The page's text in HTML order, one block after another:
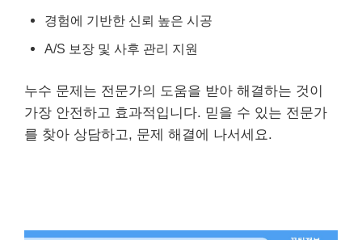
경험에 기반한 신뢰 높은 시공
A/S 보장 및 사후 관리 지원
누수 문제는 전문가의 도움을 받아 해결하는 것이
가장 안전하고 효과적입니다. 믿을 수 있는 전문가
를 찾아 상담하고, 문제 해결에 나서세요.